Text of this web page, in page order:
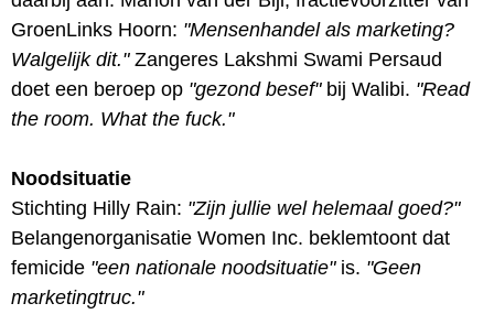
GroenLinks Hoorn: "Mensenhandel als marketing?
Walgelijk dit."Zangeres Lakshmi Swami Persaud
doet een beroep op "gezond besef"bij Walibi. "Read
the room. What the fuck."
Noodsituatie
Stichting Hilly Rain: "Zijn jullie wel helemaal goed?"
Belangenorganisatie Women Inc. beklemtoont dat
femicide "een nationale noodsituatie"is. "Geen
marketingtruc."